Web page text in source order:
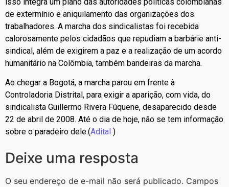
de extermínio e aniquilamento das organizações dos
trabalhadores. A marcha dos sindicalistas foi recebida
calorosamente pelos cidadãos que repudiam a barbárie anti-
sindical, além de exigirem a paz e a realização de um acordo
humanitário na Colômbia, também bandeiras da marcha.
Ao chegar a Bogotá, a marcha parou em frente à
Controladoria Distrital, para exigir a aparição, com vida, do
sindicalista Guillermo Rivera Fúquene, desaparecido desde
22 de abril de 2008. Até o dia de hoje, não se tem informação
sobre o paradeiro dele.(Adital )
Deixe uma resposta
O seu endereço de e-mail não será publicado. Campos